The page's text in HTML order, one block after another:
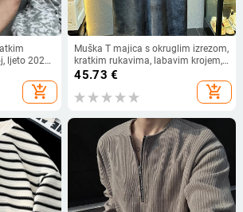
ljeto 2025,
add_shopping_cart
Muška T majica s okruglim izrezom,
kratkim rukavima, labavim krojem,
vezeni dizajn
45.73 €
add_shopping_cart